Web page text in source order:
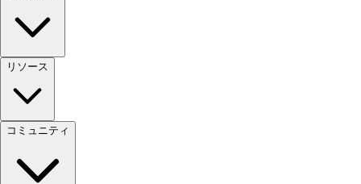
リソース
コミュニティ